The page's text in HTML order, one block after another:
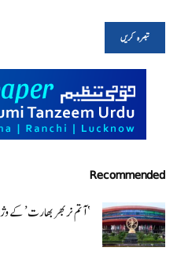
Recommended
‘ آتم نربھر بھارت’ کے